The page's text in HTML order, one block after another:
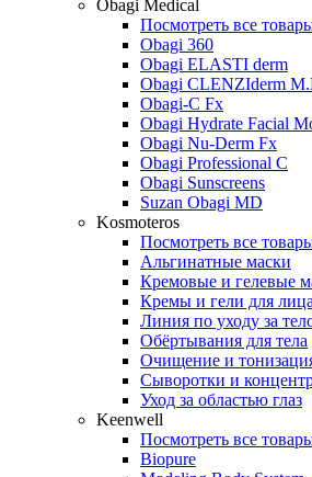
Obagi Medical
Посмотреть все
Obagi 360
Obagi ELASTI derm
Obagi CLENZIderm
Obagi-C Fx
Obagi Hydrate Facial
Obagi Nu-Derm Fx
Obagi Professional C
Obagi Sunscreens
Suzan Obagi MD
Kosmoteros
Посмотреть все
Альгинатные маски
Кремовые и гелевые
Кремы и гели для лица
Линия по уходу за
Обёртывания для тела
Очищение и
Сыворотки и
Уход за областью глаз
Keenwell
Посмотреть все
Biopure